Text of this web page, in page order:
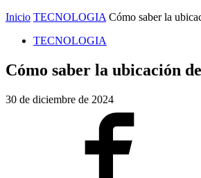
Inicio TECNOLOGIA Cómo saber la
TECNOLOGIA
Cómo saber la ubicación
30 de diciembre de 2024